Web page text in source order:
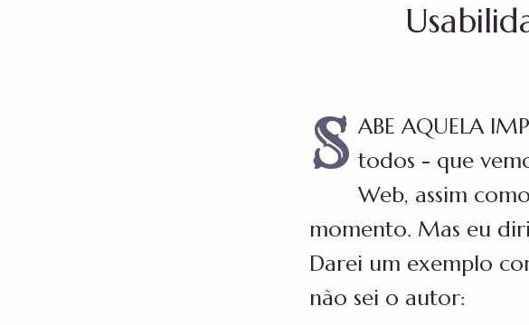
S ABE AQUELA
todos - que
Web, assim
momento. Mas eu
Darei um exemplo
não sei o autor: